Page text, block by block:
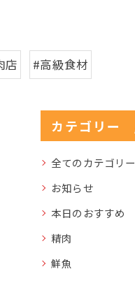
店 #高級食材
カテゴリー
全てのカテゴリー
お知らせ
本日のおすすめ
精肉
鮮魚